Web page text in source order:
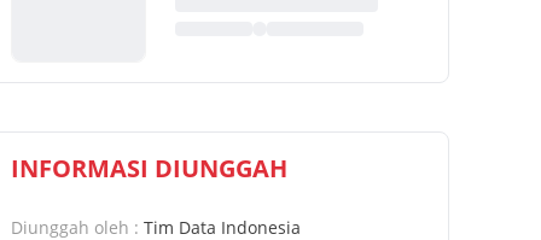
INFORMASI DIUNGGAH
Diunggah oleh : Tim Data Indonesia